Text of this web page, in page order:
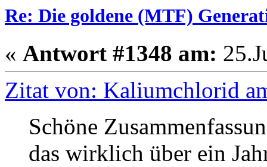
Re: Die goldene (MTF)
« Antwort #1348 am:
Zitat von: Kaliumchlorid
Schöne
das wirklich über ein